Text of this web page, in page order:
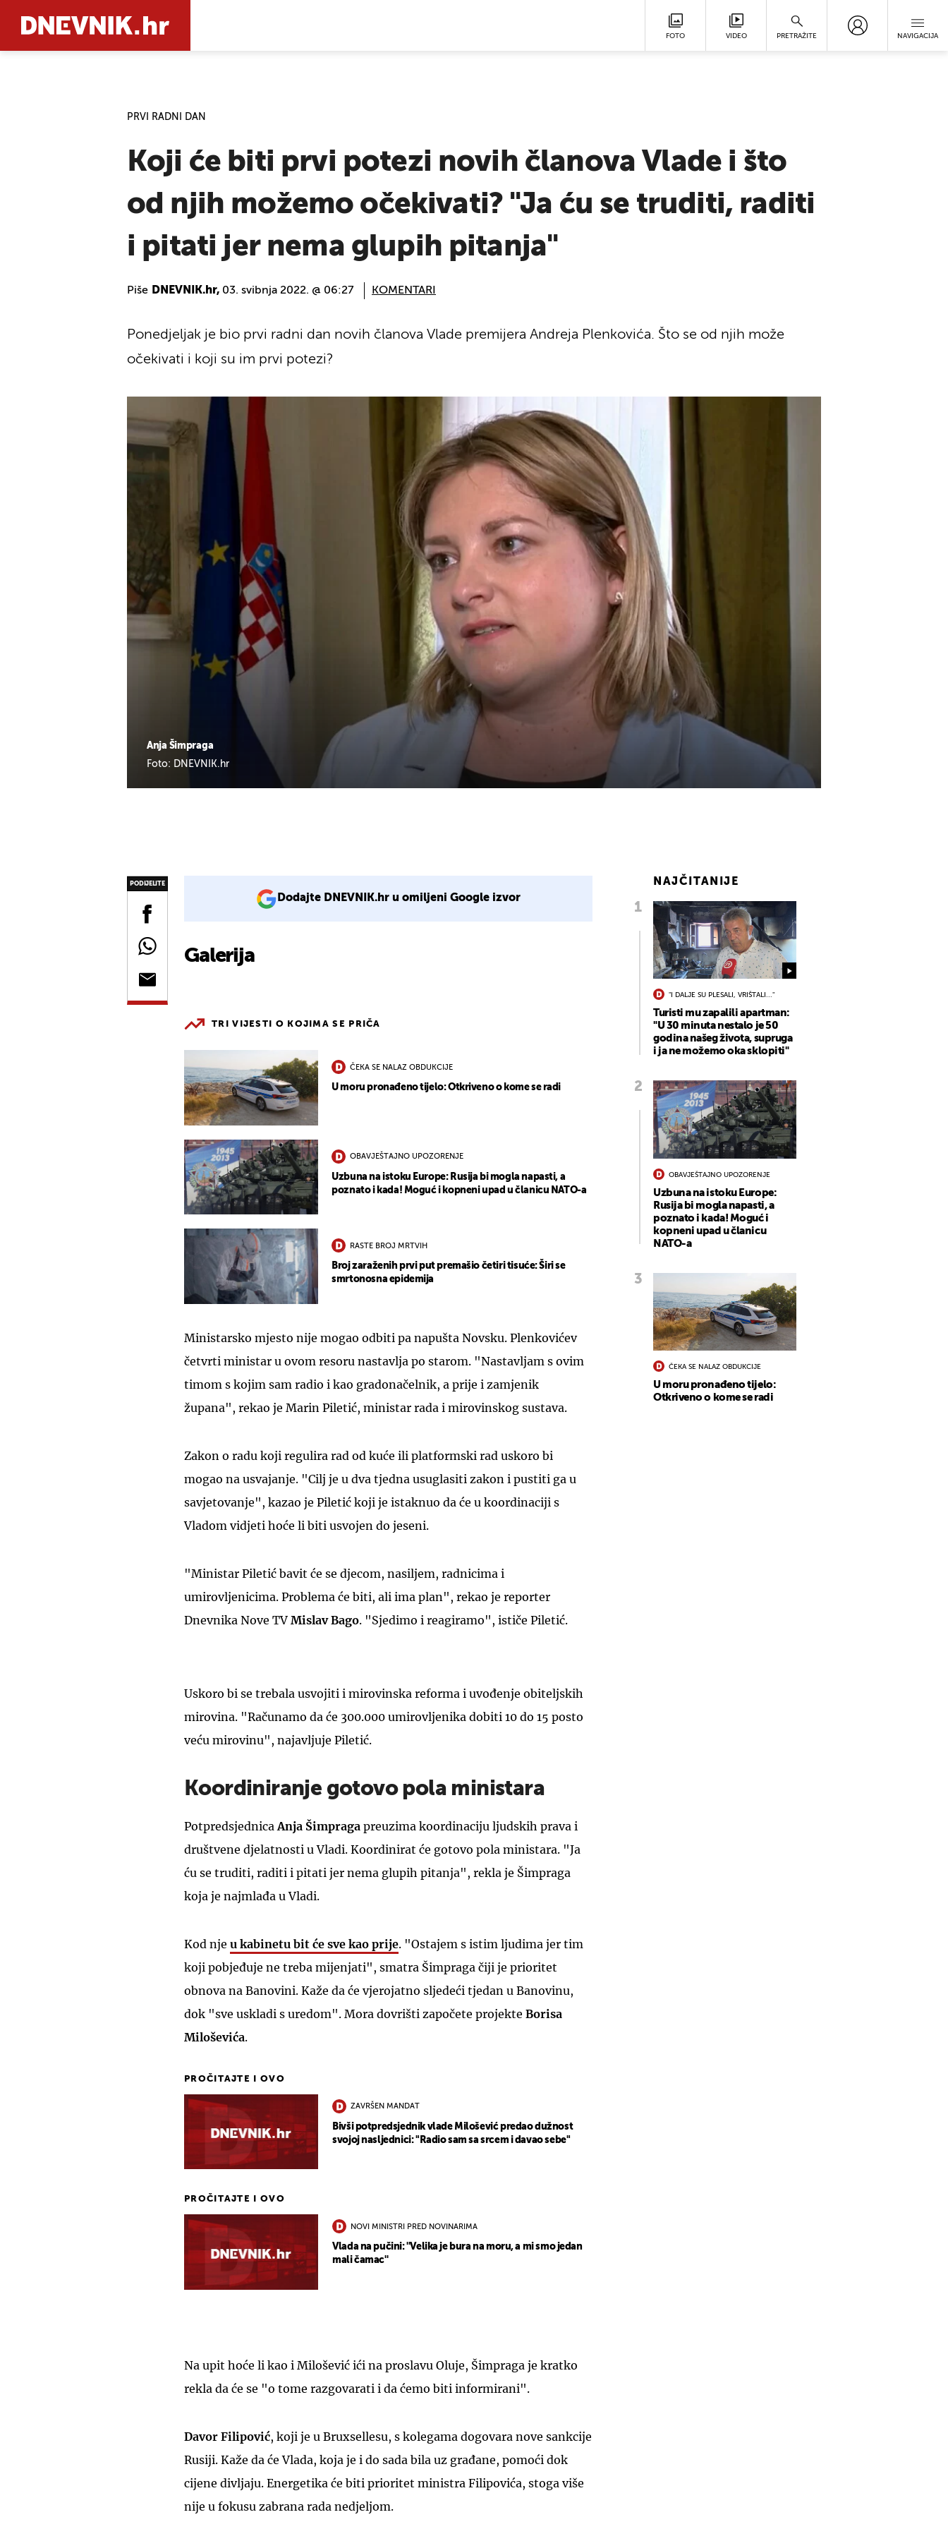
FOTO VIDEO PRETRAŽITE NAVIGACIJA
PRVI RADNI DAN
Koji će biti prvi potezi novih članova Vlade i što
od njih možemo očekivati? "Ja ću se truditi, raditi
i pitati jer nema glupih pitanja"
Piše DNEVNIK.hr, 03. svibnja 2022. @ 06:27 KOMENTARI
Anja Šimpraga
Foto: DNEVNIK.hr
Ponedjeljak je bio prvi radni dan novih članova Vlade premijera Andreja Plenkovića. Što se od njih može
očekivati i koji su im prvi potezi?
PODIJELITE
Dodajte DNEVNIK.hr u omiljeni Google izvor
Galerija
TRI VIJESTI O KOJIMA SE PRIČA
ČEKA SE NALAZ OBDUKCIJE
U moru pronađeno tijelo: Otkriveno o kome se radi
OBAVJEŠTAJNO UPOZORENJE
Uzbuna na istoku Europe: Rusija bi mogla napasti, a
poznato i kada! Moguć i kopneni upad u članicu NATO-a
RASTE BROJ MRTVIH
Broj zaraženih prvi put premašio četiri tisuće: Širi se
smrtonosna epidemija
Ministarsko mjesto nije mogao odbiti pa napušta Novsku. Plenkovićev
četvrti ministar u ovom resoru nastavlja po starom. "Nastavljam s ovim
timom s kojim sam radio i kao gradonačelnik, a prije i zamjenik
župana", rekao je Marin Piletić, ministar rada i mirovinskog sustava.
Zakon o radu koji regulira rad od kuće ili platformski rad uskoro bi
mogao na usvajanje. "Cilj je u dva tjedna usuglasiti zakon i pustiti ga u
savjetovanje", kazao je Piletić koji je istaknuo da će u koordinaciji s
Vladom vidjeti hoće li biti usvojen do jeseni.
"Ministar Piletić bavit će se djecom, nasiljem, radnicima i
umirovljenicima. Problema će biti, ali ima plan", rekao je reporter
Dnevnika Nove TV Mislav Bago. "Sjedimo i reagiramo", ističe Piletić.
Uskoro bi se trebala usvojiti i mirovinska reforma i uvođenje obiteljskih
mirovina. "Računamo da će 300.000 umirovljenika dobiti 10 do 15 posto
veću mirovinu", najavljuje Piletić.
Koordiniranje gotovo pola ministara
Potpredsjednica Anja Šimpraga preuzima koordinaciju ljudskih prava i
društvene djelatnosti u Vladi. Koordinirat će gotovo pola ministara. "Ja
ću se truditi, raditi i pitati jer nema glupih pitanja", rekla je Šimpraga
koja je najmlađa u Vladi.
Kod nje u kabinetu bit će sve kao prije. "Ostajem s istim ljudima jer tim
koji pobjeđuje ne treba mijenjati", smatra Šimpraga čiji je prioritet
obnova na Banovini. Kaže da će vjerojatno sljedeći tjedan u Banovinu,
dok "sve uskladi s uredom". Mora dovrišti započete projekte Borisa
Miloševića.
PROČITAJTE I OVO
ZAVRŠEN MANDAT
Bivši potpredsjednik vlade Milošević predao dužnost
svojoj nasljednici: "Radio sam sa srcem i davao sebe"
PROČITAJTE I OVO
NOVI MINISTRI PRED NOVINARIMA
Vlada na pučini: ''Velika je bura na moru, a mi smo jedan
mali čamac''
Na upit hoće li kao i Milošević ići na proslavu Oluje, Šimpraga je kratko
rekla da će se "o tome razgovarati i da ćemo biti informirani".
Davor Filipović, koji je u Bruxsellesu, s kolegama dogovara nove sankcije
Rusiji. Kaže da će Vlada, koja je i do sada bila uz građane, pomoći dok
cijene divljaju. Energetika će biti prioritet ministra Filipovića, stoga više
nije u fokusu zabrana rada nedjeljom.
NAJČITANIJE
"I DALJE SU PLESALI, VRIŠTALI..."
Turisti mu zapalili apartman:
"U 30 minuta nestalo je 50
godina našeg života, supruga
i ja ne možemo oka sklopiti"
OBAVJEŠTAJNO UPOZORENJE
Uzbuna na istoku Europe:
Rusija bi mogla napasti, a
poznato i kada! Moguć i
kopneni upad u članicu
NATO-a
ČEKA SE NALAZ OBDUKCIJE
U moru pronađeno tijelo:
Otkriveno o kome se radi
UKLJUČITE NOTIFIKACIJE